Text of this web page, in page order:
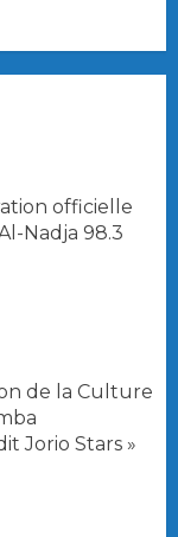
officielle
Nadja 98.3
de la Culture
Jorio Stars »